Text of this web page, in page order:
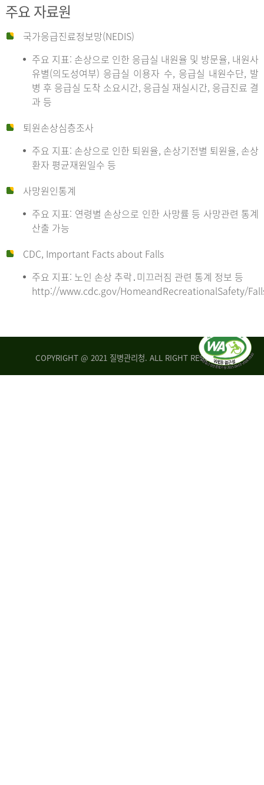
주요 자료원
국가응급진료정보망(NEDIS)
주요 지표: 손상으로 인한 응급실 내원율 및 방문율, 내원사
유별(의도성여부) 응급실 이용자 수, 응급실 내원수단, 발
병 후 응급실 도착 소요시간, 응급실 재실시간, 응급진료 결
과 등
퇴원손상심층조사
주요 지표: 손상으로 인한 퇴원율, 손상기전별 퇴원율, 손상
환자 평균재원일수 등
사망원인통계
주요 지표: 연령별 손상으로 인한 사망률 등 사망관련 통계
산출 가능
CDC, Important Facts about Falls
주요 지표: 노인 손상 추락․미끄러짐 관련 통계 정보 등
http://www.cdc.gov/HomeandRecreationalSafety/
COPYRIGHT @ 2021 질병관리청. ALL RIGHT RESERVED